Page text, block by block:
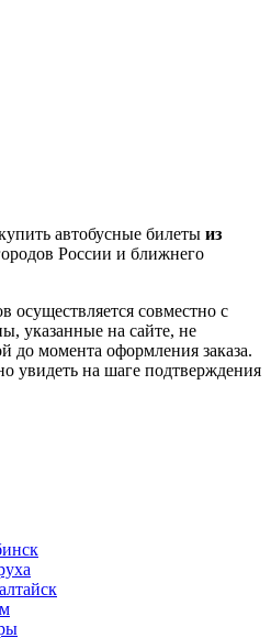
автобусные билеты из
России и ближнего
осуществляется совместно с
указанные на сайте, не
до момента оформления заказа.
увидеть на шаге подтверждения